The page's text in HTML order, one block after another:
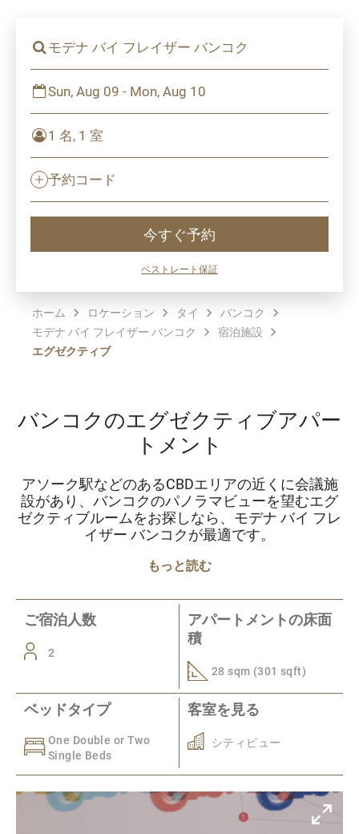
モデナ バイ フレイザー バンコク
Sun, Aug 09 - Mon, Aug 10
1 名, 1 室
予約コード
今すぐ予約
ベストレート保証
ホーム ロケーション タイ
バンコク
モデナ バイ フレイザー バンコク
宿泊施設
エグゼクティブ
バンコクのエグゼクティブアパー
トメント
アソーク駅などのあるCBDエリアの近くに会議施
設があり、バンコクのパノラマビューを望むエグ
ゼクティブルームをお探しなら、モデナ バイ フレ
イザー バンコクが最適です。
もっと読む
ご宿泊人数
2
アパートメントの床面
積
28 sqm (301 sqft)
ベッドタイプ
One Double or Two
Single Beds
客室を見る
シティビュー